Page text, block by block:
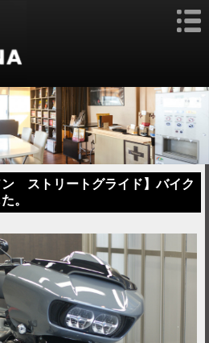
ン ストリートグライド】バイク
。